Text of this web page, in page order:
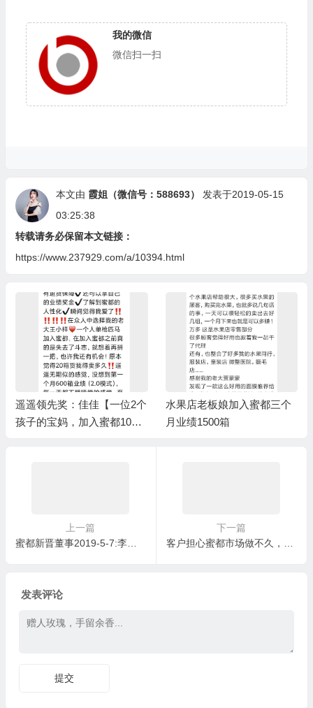
我的微信
微信扫一扫
本文由 霞姐（微信号：588693）
发表于2019-05-15
03:25:38
转载请务必保留本文链接：
https://www.237929.com/a/10394.html
遥遥领先奖：佳佳【一位2个
孩子的宝妈，加入蜜都10个
水果店老板娘加入蜜都三个
月业绩1500箱
上一篇
下一篇
发表评论